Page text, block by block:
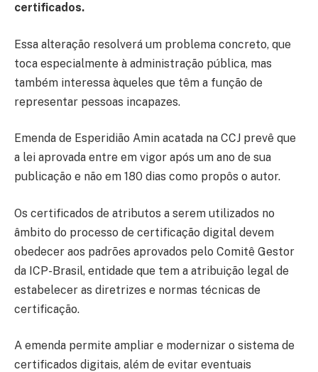
certificados.
Essa alteração resolverá um problema concreto, que
toca especialmente à administração pública, mas
também interessa àqueles que têm a função de
representar pessoas incapazes.
Emenda de Esperidião Amin acatada na CCJ prevê que
a lei aprovada entre em vigor após um ano de sua
publicação e não em 180 dias como propôs o autor.
Os certificados de atributos a serem utilizados no
âmbito do processo de certificação digital devem
obedecer aos padrões aprovados pelo Comitê Gestor
da ICP-Brasil, entidade que tem a atribuição legal de
estabelecer as diretrizes e normas técnicas de
certificação.
A emenda permite ampliar e modernizar o sistema de
certificados digitais, além de evitar eventuais